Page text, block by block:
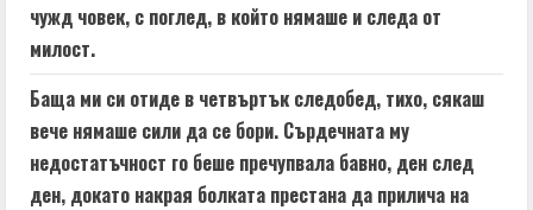
чужд човек, с поглед, в който нямаше и следа от
милост.
Баща ми си отиде в четвъртък следобед, тихо, сякаш
вече нямаше сили да се бори. Сърдечната му
недостатъчност го беше пречупвала бавно, ден след
ден, докато накрая болката престана да прилича на